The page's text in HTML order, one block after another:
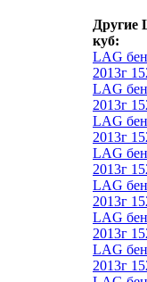
Другие
куб:
LAG
2013г
LAG
2013г
LAG
2013г
LAG
2013г
LAG
2013г
LAG
2013г
LAG
2013г